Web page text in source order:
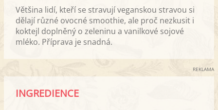
Většina lidí, kteří se stravují veganskou stravou si
dělají různé ovocné smoothie, ale proč nezkusit i
koktejl doplněný o zeleninu a vanilkové sojové
mléko. Příprava je snadná.
REKLAMA
INGREDIENCE